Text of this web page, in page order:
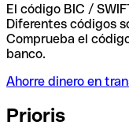
El código BIC /
Diferentes códigos
Comprueba el
banco.
Ahorre dinero en
Prioris